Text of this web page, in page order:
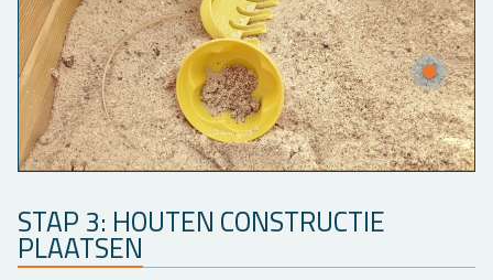
STAP 3: HOU­TEN CON­STRUC­TIE
PLAAT­SEN